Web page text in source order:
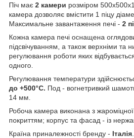
Піч має 2 камери розміром
камера дозволяє вмістити 1 піцу
Максимальне завантаження печі - 2
Кожна камера печі оснащена
підсвічуванням, а також верхніми та
регулювання роботи яких
одного.
Регулювання температури
до +500°C. Под - вогнетривкий
14 мм.
Робоча камера виконана з жароміцної
покриттям; корпус та фасад - із
Країна приналежності бренду - Італія